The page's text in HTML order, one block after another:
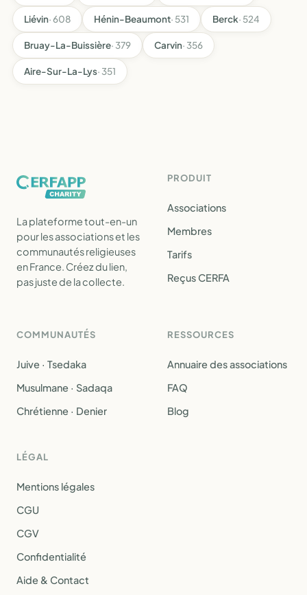
Liévin· 608 Hénin-Beaumont· 531 Berck· 524
Bruay-La-Buissière· 379 Carvin· 356
Aire-Sur-La-Lys· 351
La plateforme tout-en-un
pour les associations et les
communautés religieuses
en France. Créez du lien,
pas juste de la collecte.
PRODUIT
Associations
Membres
Tarifs
Reçus CERFA
COMMUNAUTÉS
Juive · Tsedaka
Musulmane · Sadaqa
Chrétienne · Denier
RESSOURCES
Annuaire des associations
FAQ
Blog
LÉGAL
Mentions légales
CGU
CGV
Confidentialité
Aide & Contact